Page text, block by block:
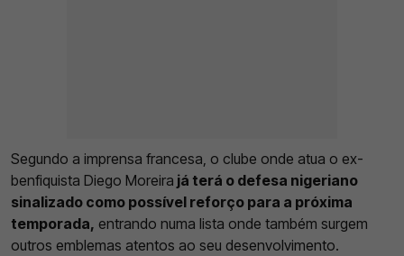
Segundo a imprensa francesa, o clube onde atua o ex-
benfiquista Diego Moreira já terá o defesa nigeriano
sinalizado como possível reforço para a próxima
temporada, entrando numa lista onde também surgem
outros emblemas atentos ao seu desenvolvimento.